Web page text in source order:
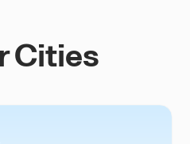
Cities